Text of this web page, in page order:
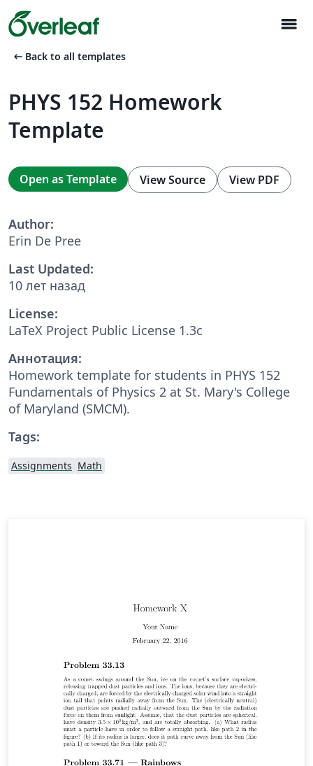
menu
arrow_left_alt Back to all templates
PHYS 152 Homework
Template
Open as Template View Source View PDF
Author:
Erin De Pree
Last Updated:
10 лет назад
License:
LaTeX Project Public License 1.3c
Аннотация:
Homework template for students in PHYS 152
Fundamentals of Physics 2 at St. Mary's College
of Maryland (SMCM).
Tags:
Assignments Math